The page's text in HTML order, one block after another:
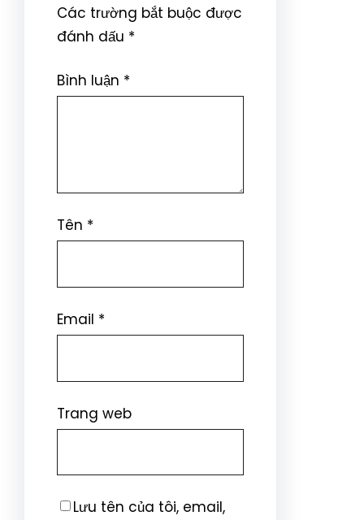
Các trường bắt buộc được
đánh dấu *
Bình luận *
Tên *
Email *
Trang web
Lưu tên của tôi, email,